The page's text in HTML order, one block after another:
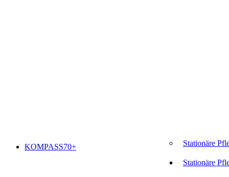
KOMPASS70+ Stationäre
Stationäre